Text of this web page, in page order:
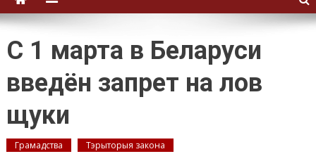
С 1 марта в Беларуси
введён запрет на лов
щуки
Грамадства Тэрыторыя закона